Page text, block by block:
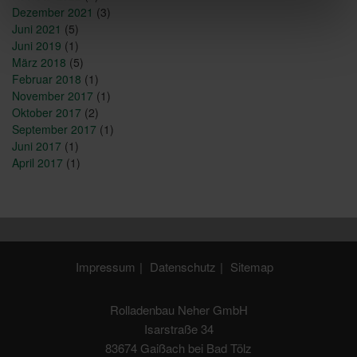
Dezember 2021 (3)
Juni 2021 (5)
Juni 2019 (1)
März 2018 (5)
Februar 2018 (1)
November 2017 (1)
Oktober 2017 (2)
September 2017 (1)
Juni 2017 (1)
April 2017 (1)
Impressum Datenschutz Sitemap
Rolladenbau Neher GmbH
Isarstraße 34
83674 Gaißach bei Bad Tölz